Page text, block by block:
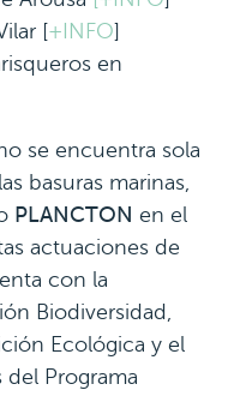
[+INFO]
en
se encuentra sola
basuras marinas,
PLANCTON en el
actuaciones de
con la
Biodiversidad,
Ecológica y el
del Programa